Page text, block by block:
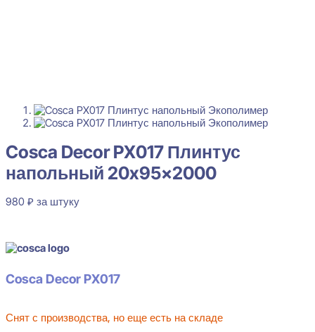
Cosca Decor PX017 Плинтус
напольный 20x95x2000
980 ₽ за штуку
Cosca Decor PX017
Снят с производства, но еще есть на складе